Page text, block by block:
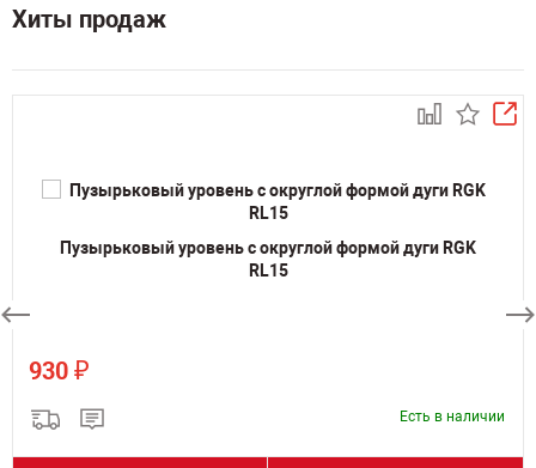
Хиты продаж
Пузырьковый уровень с округлой формой дуги RGK
RL15
930 ₽
Есть в наличии